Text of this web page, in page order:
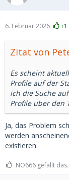
6. Februar 2026 +1
Zitat von
Es scheint
Profile auf der
ich die Suche
Profile über den
Ja, das Problem
werden
existieren.
NO666 gefällt das.